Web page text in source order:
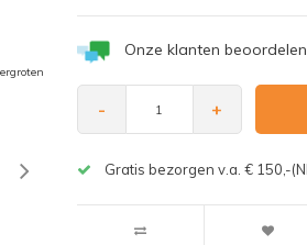
Onze klanten
- +
Gratis bezorgen v.a. € 150,-